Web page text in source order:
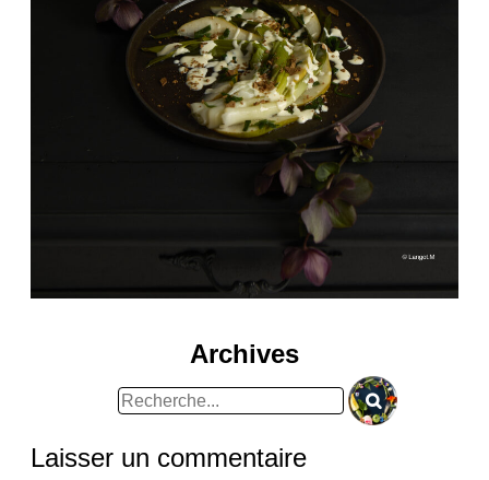
Archives
Rechercher
:
Laisser un commentaire